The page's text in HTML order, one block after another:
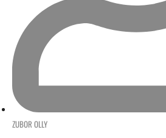
ZUBOR OLLY